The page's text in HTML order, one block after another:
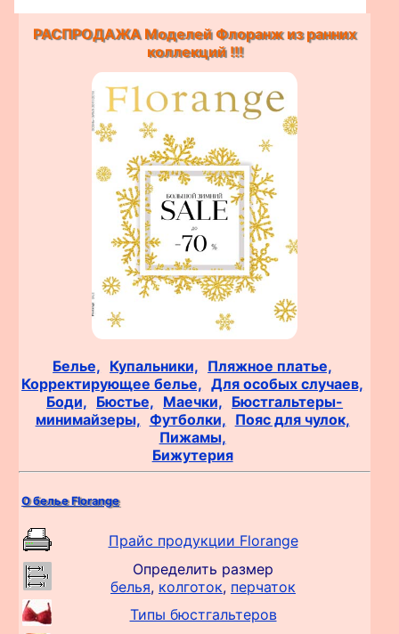
РАСПРОДАЖА Моделей Флоранж из ранних
коллекций !!!
Белье, Купальники, Пляжное платье,
Корректирующее белье, Для особых случаев,
Боди, Бюстье, Маечки, Бюстгальтеры-
минимайзеры, Футболки, Пояс для чулок,
Пижамы,
Бижутерия
О белье Florange
Прайс продукции Florange
Определить размер
белья, колготок, перчаток
Типы бюстгальтеров